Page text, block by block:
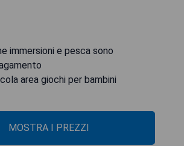
immersioni e pesca sono
area giochi per bambini
MOSTRA I PREZZI